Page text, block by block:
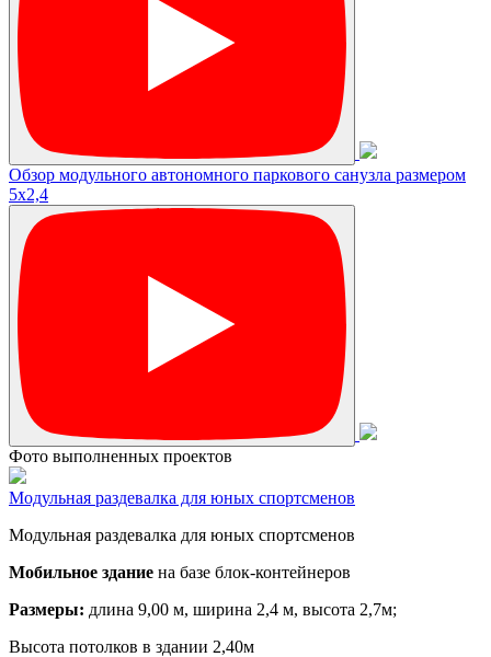
Обзор модульного автономного паркового санузла размером
5х2,4
Фото выполненных проектов
Модульная раздевалка для юных спортсменов
Модульная раздевалка для юных спортсменов
Мобильное здание на базе блок-контейнеров
Размеры: длина 9,00 м, ширина 2,4 м, высота 2,7м;
Высота потолков в здании 2,40м